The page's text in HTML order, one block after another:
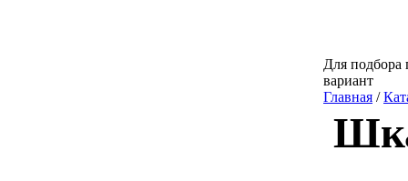
Для подбора
вариант
Главная /